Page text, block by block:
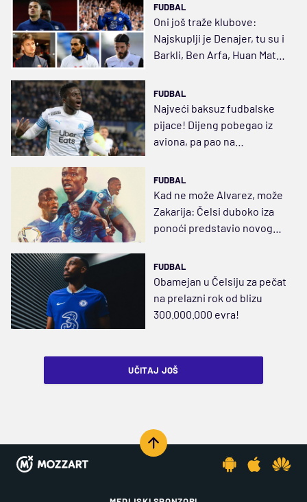
FUDBAL
Oni još traže klubove:
Najskuplji je Denajer, tu su i
Barkli, Ben Arfa, Huan Mata,
FUDBAL
Najveći baksuz fudbalske
pijace! Dijeng pobegao iz
aviona, pa pao na
Prevareni smo
FUDBAL
Kad ne može Alvarez, može
Zakarija: Čelsi duboko iza
ponoći predstavio novog
FUDBAL
Obamejan u Čelsiju za pečat
na prelazni rok od blizu
300.000.000 evra!
UČITAJ JOŠ